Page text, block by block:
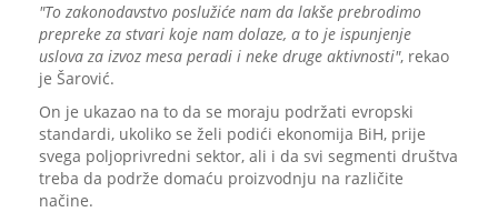
"To zakonodavstvo poslužiće nam da lakše prebrodimo
prepreke za stvari koje nam dolaze, a to je ispunjenje
uslova za izvoz mesa peradi i neke druge aktivnosti", rekao
je Šarović.
On je ukazao na to da se moraju podržati evropski
standardi, ukoliko se želi podići ekonomija BiH, prije
svega poljoprivredni sektor, ali i da svi segmenti društva
treba da podrže domaću proizvodnju na različite
načine.